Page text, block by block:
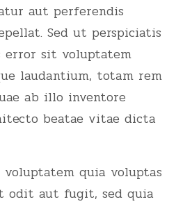
aut perferendis
Sed ut perspiciatis
error sit voluptatem
laudantium, totam rem
ab illo inventore
beatae vitae dicta
voluptatem quia voluptas
odit aut fugit, sed quia